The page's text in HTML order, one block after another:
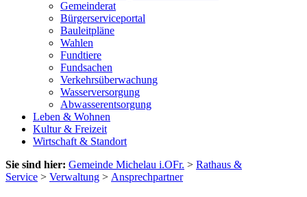
Gemeinderat
Bürgerserviceportal
Bauleitpläne
Wahlen
Fundtiere
Fundsachen
Verkehrsüberwachung
Wasserversorgung
Abwasserentsorgung
Leben & Wohnen
Kultur & Freizeit
Wirtschaft & Standort
Sie sind hier: Gemeinde Michelau i.OFr. > Rathaus &
Service > Verwaltung > Ansprechpartner